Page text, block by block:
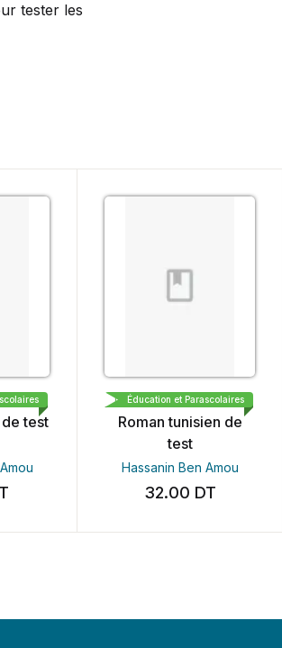
tester les
test
LIBRAIRIE MEDINA DEMO
Roman tunisien de
test
Hassanin Ben Amou
32.00DT
Éducation et Parascolaires